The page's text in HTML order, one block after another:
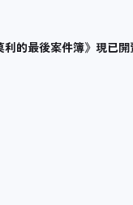
的最後案件簿》現已開